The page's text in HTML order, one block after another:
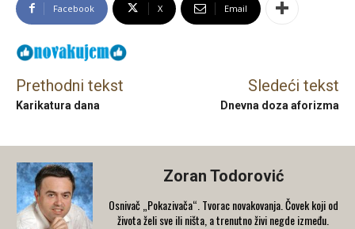
Facebook X Email
Prethodni tekst
Karikatura dana
Sledeći tekst
Dnevna doza aforizma
Zoran Todorović
Osnivač „Pokazivača“. Tvorac novakovanja. Čovek koji od
života želi sve ili ništa, a trenutno živi negde između.